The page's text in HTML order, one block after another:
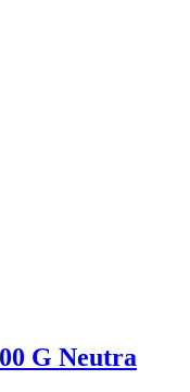
G Neutra